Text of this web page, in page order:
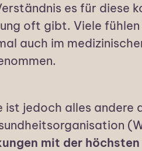
es für diese
oft gibt. Viele
auch im
ist jedoch alles andere
mit der